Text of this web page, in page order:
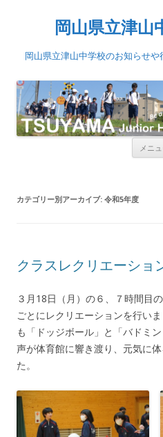
岡山県立津山
岡山県立津山中学校のお知らせ
メニ
カテゴリー別アーカイブ: 令和5年度
クラスレクリエーショ
３月18日（月）の６、７時間目
ごとにレクリエーションを行い
も「ドッジボール」と「バドミ
声が体育館に響き渡り、元気に
た。